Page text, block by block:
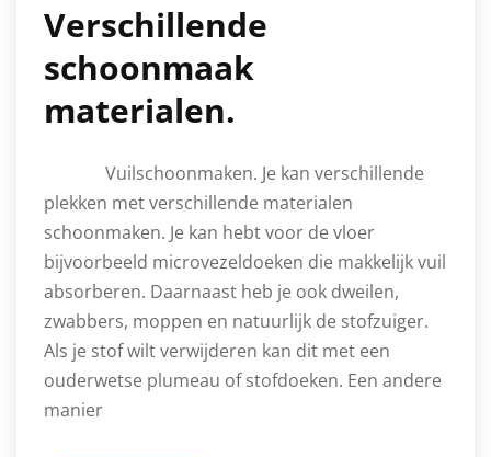
Verschillende
schoonmaak
materialen.
Vuilschoonmaken. Je kan verschillende
plekken met verschillende materialen
schoonmaken. Je kan hebt voor de vloer
bijvoorbeeld microvezeldoeken die makkelijk vuil
absorberen. Daarnaast heb je ook dweilen,
zwabbers, moppen en natuurlijk de stofzuiger.
Als je stof wilt verwijderen kan dit met een
ouderwetse plumeau of stofdoeken. Een andere
manier